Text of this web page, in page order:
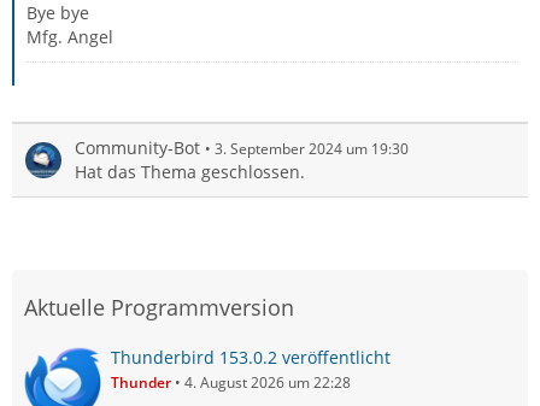
Bye bye
Mfg. Angel
Community-Bot 3. September 2024 um 19:30
Hat das Thema geschlossen.
Aktuelle Programmversion
Thunderbird 153.0.2 veröffentlicht
Thunder 4. August 2026 um 22:28